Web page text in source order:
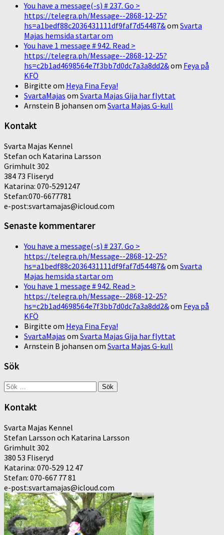
You have a message(-s) # 237. Go >
https://telegra.ph/Message--2868-12-25?
hs=a1bedf88c2036431111df9faf7d54487&om Svarta
Majas hemsida startar om
You have 1 message # 942. Read >
https://telegra.ph/Message--2868-12-25?
hs=c2b1ad4698564e7f3bb7d0dc7a3a8dd2&om Feya på
KFÖ
Birgitte om Heya Fina Feya!
SvartaMajas om Svarta Majas Gija har flyttat
Arnstein B johansen om Svarta Majas G-kull
Kontakt
Svarta Majas Kennel
Stefan och Katarina Larsson
Grimhult 302
384 73 Fliseryd
Katarina: 070-5291247
Stefan:070-6677781
e-post:svartamajas@icloud.com
Senaste kommentarer
You have a message(-s) # 237. Go >
https://telegra.ph/Message--2868-12-25?
hs=a1bedf88c2036431111df9faf7d54487&om Svarta
Majas hemsida startar om
You have 1 message # 942. Read >
https://telegra.ph/Message--2868-12-25?
hs=c2b1ad4698564e7f3bb7d0dc7a3a8dd2&om Feya på
KFÖ
Birgitte om Heya Fina Feya!
SvartaMajas om Svarta Majas Gija har flyttat
Arnstein B johansen om Svarta Majas G-kull
Sök
Sök
Kontakt
Svarta Majas Kennel
Stefan Larsson och Katarina Larsson
Grimhult 302
380 53 Fliseryd
Katarina: 070-529 12 47
Stefan: 070-667 77 81
e-post:svartamajas@icloud.com